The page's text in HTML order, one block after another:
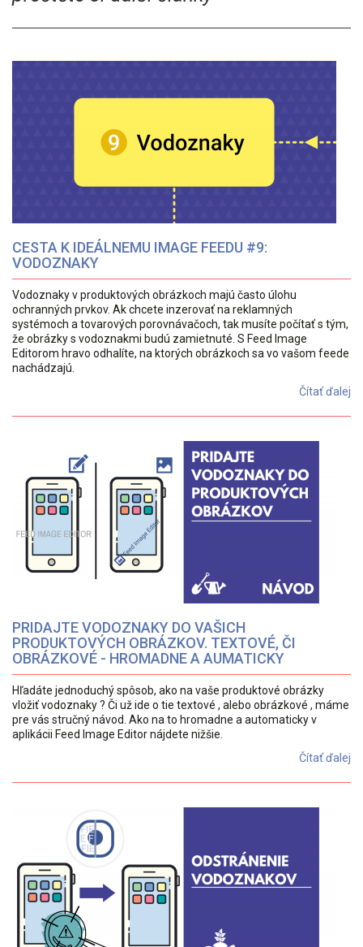
CESTA K IDEÁLNEMU IMAGE FEEDU #9:
VODOZNAKY
Vodoznaky v produktových obrázkoch majú často úlohu
ochranných prvkov. Ak chcete inzerovať na reklamných
systémoch a tovarových porovnávačoch, tak musíte počítať s tým,
že obrázky s vodoznakmi budú zamietnuté. S Feed Image
Editorom hravo odhalíte, na ktorých obrázkoch sa vo vašom feede
nachádzajú.
Čítať ďalej
PRIDAJTE VODOZNAKY DO VAŠICH
PRODUKTOVÝCH OBRÁZKOV. TEXTOVÉ, ČI
OBRÁZKOVÉ - HROMADNE A AUMATICKY
Hľadáte jednoduchý spôsob, ako na vaše produktové obrázky
vložiť vodoznaky ? Či už ide o tie textové , alebo obrázkové , máme
pre vás stručný návod. Ako na to hromadne a automaticky v
aplikácii Feed Image Editor nájdete nižšie.
Čítať ďalej